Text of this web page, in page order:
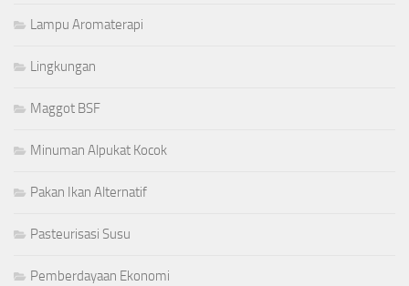
Lampu Aromaterapi
Lingkungan
Maggot BSF
Minuman Alpukat Kocok
Pakan Ikan Alternatif
Pasteurisasi Susu
Pemberdayaan Ekonomi